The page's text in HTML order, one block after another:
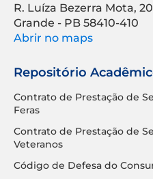
R. Luíza Bezerra Mota,
Grande - PB 58410-410
Abrir no maps
Repositório
Contrato de Prestação de
Feras
Contrato de Prestação de
Veteranos
Código de Defesa do